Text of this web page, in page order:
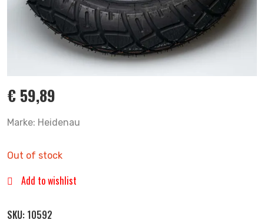
€ 59,89
Marke: Heidenau
Out of stock
Add to wishlist
SKU: 10592